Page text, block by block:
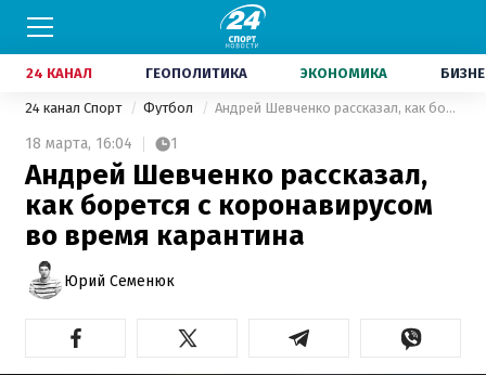
24 КАНАЛ ГЕОПОЛИТИКА ЭКОНОМИКА
24 канал Спорт Футбол Андрей Шевченко рассказал, как борется с коронавирусом во время карантина
18 марта, 16:04 1
Андрей Шевченко рассказал,
как борется с коронавирусом
во время карантина
Юрий Семенюк